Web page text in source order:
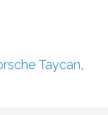
Taycan,